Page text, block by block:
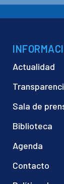
Actualidad
Sala de
Biblioteca
Agenda
Contacto